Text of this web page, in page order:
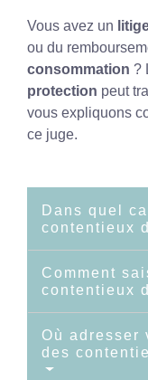
Vous avez un
ou du
consommation ?
protection peut
vous expliquons
ce juge.
Dans quel
contentieux
Comment
contentieux
Où adresser
des